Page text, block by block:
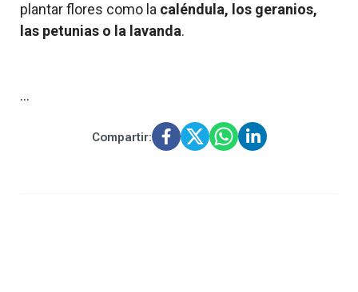
plantar flores como la caléndula, los geranios,
las petunias o la lavanda.
...
Compartir: